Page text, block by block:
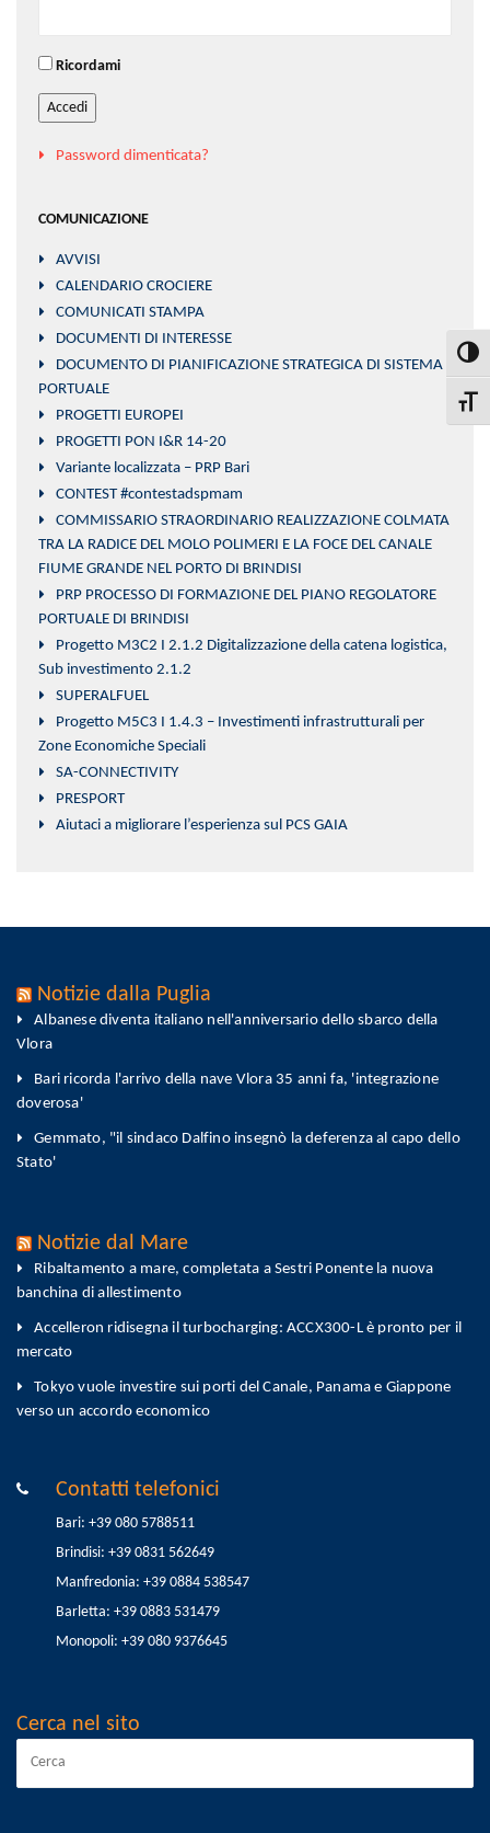
Ricordami
Accedi
Password dimenticata?
COMUNICAZIONE
AVVISI
CALENDARIO CROCIERE
COMUNICATI STAMPA
DOCUMENTI DI INTERESSE
DOCUMENTO DI PIANIFICAZIONE STRATEGICA DI SISTEMA
PORTUALE
PROGETTI EUROPEI
PROGETTI PON I&R 14-20
Variante localizzata – PRP Bari
CONTEST #contestadspmam
COMMISSARIO STRAORDINARIO REALIZZAZIONE COLMATA
TRA LA RADICE DEL MOLO POLIMERI E LA FOCE DEL CANALE
FIUME GRANDE NEL PORTO DI BRINDISI
PRP PROCESSO DI FORMAZIONE DEL PIANO REGOLATORE
PORTUALE DI BRINDISI
Progetto M3C2 I 2.1.2 Digitalizzazione della catena logistica,
Sub investimento 2.1.2
SUPERALFUEL
Progetto M5C3 I 1.4.3 – Investimenti infrastrutturali per
Zone Economiche Speciali
SA-CONNECTIVITY
PRESPORT
Aiutaci a migliorare l’esperienza sul PCS GAIA
Notizie dalla Puglia
Albanese diventa italiano nell'anniversario dello sbarco della
Vlora
Bari ricorda l'arrivo della nave Vlora 35 anni fa, 'integrazione
doverosa'
Gemmato, "il sindaco Dalfino insegnò la deferenza al capo dello
Stato'
Notizie dal Mare
Ribaltamento a mare, completata a Sestri Ponente la nuova
banchina di allestimento
Accelleron ridisegna il turbocharging: ACCX300-L è pronto per il
mercato
Tokyo vuole investire sui porti del Canale, Panama e Giappone
verso un accordo economico
Contatti telefonici
Bari: +39 080 5788511
Brindisi: +39 0831 562649
Manfredonia: +39 0884 538547
Barletta: +39 0883 531479
Monopoli: +39 080 9376645
Cerca nel sito